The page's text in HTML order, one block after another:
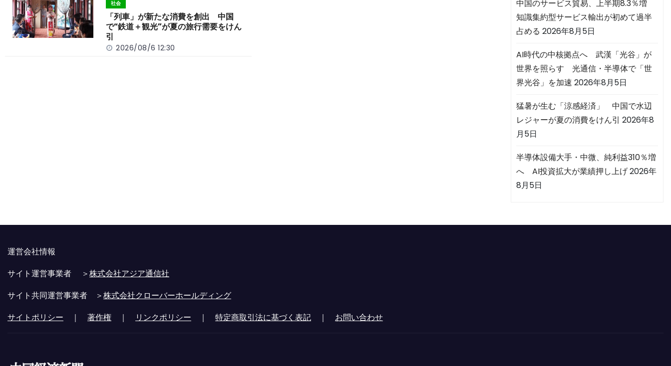
社会
「列車」が新たな消費を創出 中国
で“鉄道＋観光”が夏の旅行需要をけん
引
2026/08/6 12:30
中国のサービス貿易、上半期8.3％増
知識集約型サービス輸出が初めて過半
占める 2026年8月5日
AI時代の中核拠点へ 武漢「光谷」が
世界を照らす 光通信・半導体で「世
界光谷」を加速 2026年8月5日
猛暑が生む「涼感経済」 中国で水辺
レジャーが夏の消費をけん引 2026年8
月5日
半導体設備大手・中微、純利益310％増
へ AI投資拡大が業績押し上げ2026年
8月5日
運営会社情報
サイト運営事業者 ＞株式会社アジア通信社
サイト共同運営事業者 ＞株式会社クローバーホールディング
サイトポリシー ｜ 著作権 ｜ リンクポリシー ｜ 特定商取引法に基づく表記 ｜ お問い合わせ